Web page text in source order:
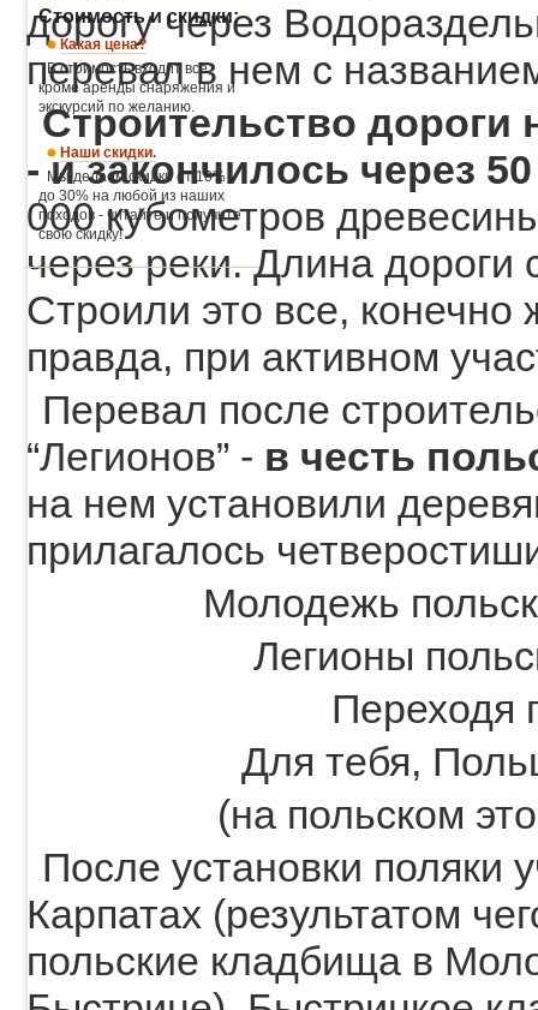
дорогу через
перевал в нем с
Строительство дороги
- и закончилось через
000 кубометров
через реки. Длина дороги
Строили это все,
правда, при активном
Перевал после
“Легионов” - в честь
на нем установили
прилагалось
Молодежь
Легионы
Переходя
Для тебя,
(на польском
После установки поляки
Карпатах (результатом
польские кладбища в
Стоимость и скидки:
Какая цена?
В стоимость входит всё,
кроме аренды снаряжения и
экскурсий по желанию.
Наши скидки.
Мы делаем скидки от 10%
до 30% на любой из наших
походов - читайте и получите
свою скидку!